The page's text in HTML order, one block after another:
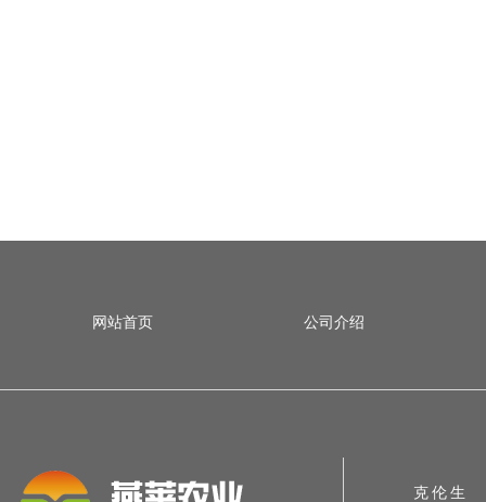
网站首页 公司介绍
克伦生